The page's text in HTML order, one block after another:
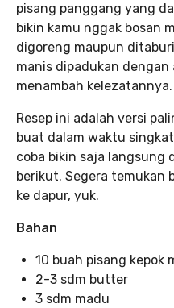
pisang panggang yang
bikin kamu nggak bosan
digoreng maupun
manis dipadukan dengan
menambah kelezatannya.
Resep ini adalah versi
buat dalam waktu
coba bikin saja langsung
berikut. Segera temukan
ke dapur, yuk.
Bahan
10 buah pisang kepok
2-3 sdm butter
3 sdm madu